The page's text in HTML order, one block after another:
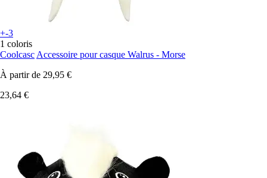
+-3
1 coloris
Coolcasc Accessoire pour casque Walrus - Morse
À partir de 29,95 €
23,64 €